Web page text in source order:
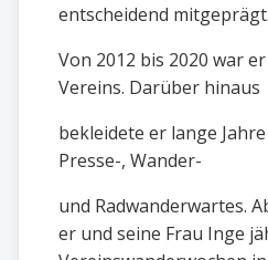
entscheidend mitgeprägt.
Von 2012 bis 2020 war
Vereins. Darüber hinaus
bekleidete er lange
Presse-, Wander-
und Radwanderwartes.
er und seine Frau Inge